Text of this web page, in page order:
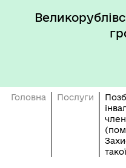
Головна Послуги